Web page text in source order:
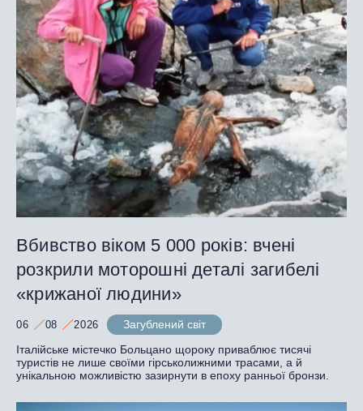
Вбивство віком 5 000 років: вчені
розкрили моторошні деталі загибелі
«крижаної людини»
06 08 2026
Загублений світ
Італійське містечко Больцано щороку приваблює тисячі
туристів не лише своїми гірськолижними трасами, а й
унікальною можливістю зазирнути в епоху ранньої бронзи.